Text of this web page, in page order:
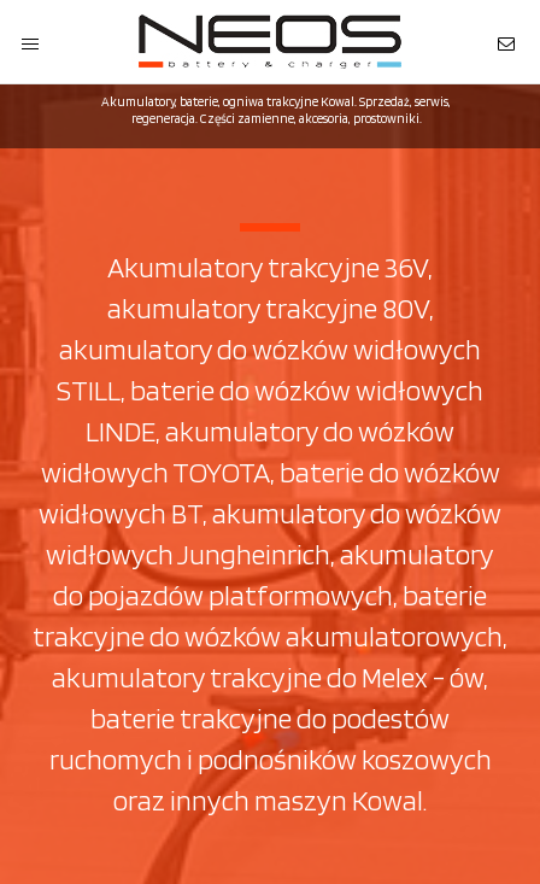
Akumulatory, baterie, ogniwa trakcyjne Kowal. Sprzedaż, serwis,
regeneracja. Części zamienne, akcesoria, prostowniki.
Akumulatory trakcyjne 36V,
akumulatory trakcyjne 80V,
akumulatory do wózków widłowych
STILL, baterie do wózków widłowych
LINDE, akumulatory do wózków
widłowych TOYOTA, baterie do wózków
widłowych BT, akumulatory do wózków
widłowych Jungheinrich, akumulatory
do pojazdów platformowych, baterie
trakcyjne do wózków akumulatorowych,
akumulatory trakcyjne do Melex - ów,
baterie trakcyjne do podestów
ruchomych i podnośników koszowych
oraz innych maszyn Kowal.